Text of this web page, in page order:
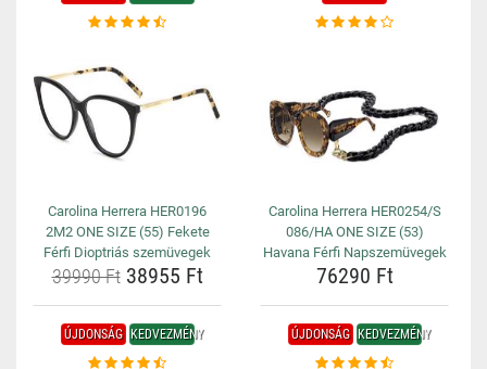
Carolina Herrera HER0196
2M2 ONE SIZE (55) Fekete
Férfi Dioptriás szemüvegek
39990 Ft38955 Ft
Carolina Herrera HER0254/S
086/HA ONE SIZE (53)
Havana Férfi Napszemüvegek
76290 Ft
ÚJDONSÁG KEDVEZMÉNY ÚJDONSÁG KEDVEZMÉNY